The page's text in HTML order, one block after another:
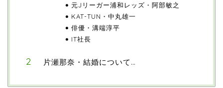
元Jリーガー浦和レッズ・阿部敏之
KAT-TUN・中丸雄一
俳優・溝端淳平
IT社長
片瀬那奈・結婚について…